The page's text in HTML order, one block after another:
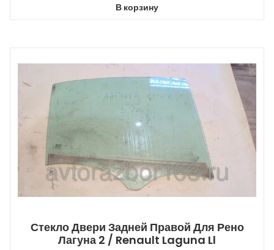
В корзину
Стекло Двери Задней Правой Для Рено
Лагуна 2 / Renault Laguna Ll